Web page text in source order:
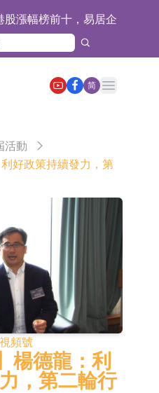
股漲幅榜前十，易居企
漲+52.63%，天潤
漲+50.75%
南逸昊已取得關於非晶
影響報告表的批覆
子公司SYS6037
物還床試驗批准
司華蘭疫苗正在開展
備行業先發產品優勢
成車路云協同的L4級
並進入小規模商用示
集團達成戰略合作 共
公司蘇州華旃的高速模
產品處於小批量供貨階
收漲
立器件板塊下挫，锴威
跌11.69%
概念板塊拉升，益生
漲10.02%
同比增加44.7%
漲幅榜前十，易居企
漲+84.21%，金輝
生產四足載人機器人
简
Open main menu
活動
好政策持續發力，第
頻號
楊德龍：利
，第二輪行